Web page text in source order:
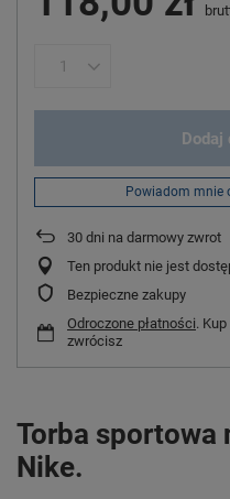
Dodaj
Powiadom mnie
30 dni na darmowy zwrot
Ten produkt nie jest
Bezpieczne zakupy
Odroczone płatności.
zwrócisz
Torba sportowa
Nike.